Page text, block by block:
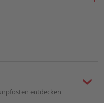
entdecken